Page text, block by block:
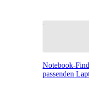
Notebook-
passenden